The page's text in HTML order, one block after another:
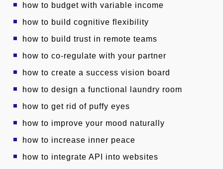
how to budget with variable income
how to build cognitive flexibility
how to build trust in remote teams
how to co-regulate with your partner
how to create a success vision board
how to design a functional laundry room
how to get rid of puffy eyes
how to improve your mood naturally
how to increase inner peace
how to integrate API into websites